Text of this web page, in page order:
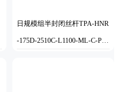
日规模组半封闭丝杆TPA-HNR
-175D-2510C-L1100-ML-C-P75